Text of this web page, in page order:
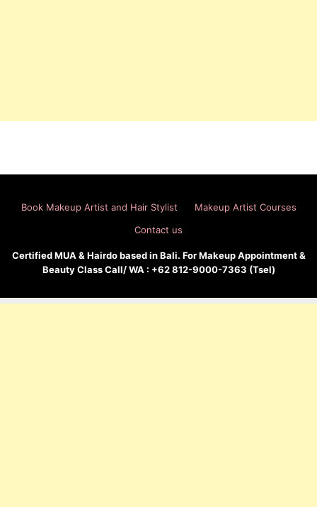
Book Makeup Artist and Hair Stylist
Makeup Artist Courses
Contact us
Certified MUA & Hairdo based in Bali. For Makeup Appointment &
Beauty Class Call/ WA : +62 812-9000-7363 (Tsel)